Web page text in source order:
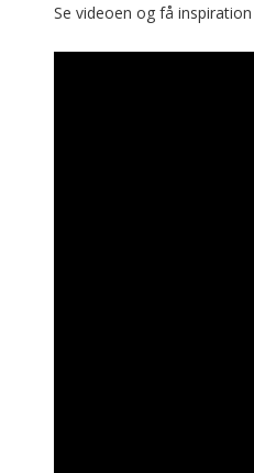
Se videoen og få